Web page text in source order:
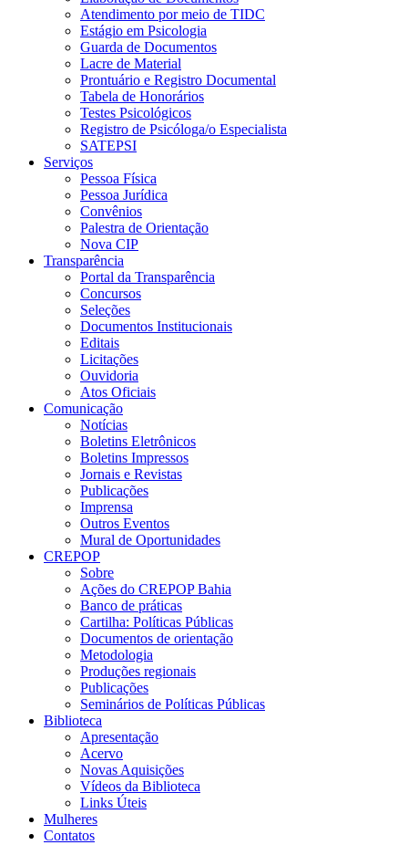
Atendimento por meio de TIDC
Estágio em Psicologia
Guarda de Documentos
Lacre de Material
Prontuário e Registro Documental
Tabela de Honorários
Testes Psicológicos
Registro de Psicóloga/o Especialista
SATEPSI
Serviços
Pessoa Física
Pessoa Jurídica
Convênios
Palestra de Orientação
Nova CIP
Transparência
Portal da Transparência
Concursos
Seleções
Documentos Institucionais
Editais
Licitações
Ouvidoria
Atos Oficiais
Comunicação
Notícias
Boletins Eletrônicos
Boletins Impressos
Jornais e Revistas
Publicações
Imprensa
Outros Eventos
Mural de Oportunidades
CREPOP
Sobre
Ações do CREPOP Bahia
Banco de práticas
Cartilha: Políticas Públicas
Documentos de orientação
Metodologia
Produções regionais
Publicações
Seminários de Políticas Públicas
Biblioteca
Apresentação
Acervo
Novas Aquisições
Vídeos da Biblioteca
Links Úteis
Mulheres
Contatos